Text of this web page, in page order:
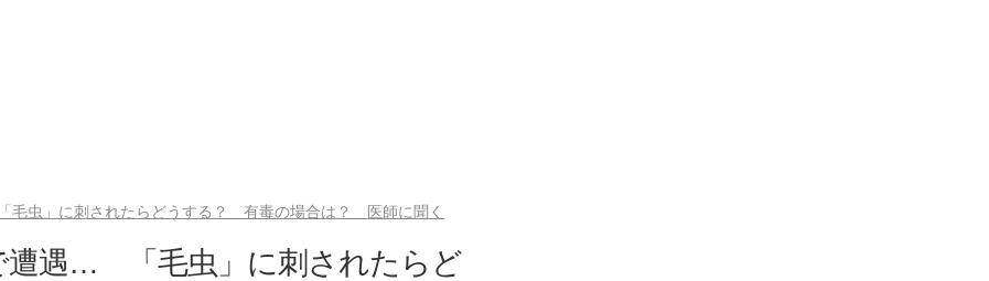
虫」に刺されたらどうする？ 有毒の場合は？ 医師に聞く
遭遇… 「毛虫」に刺されたらど